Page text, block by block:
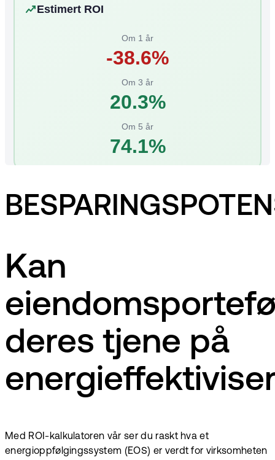
Kan
deres tjene på
Med ROI-kalkulatoren vår ser du raskt hva et
energioppfølgingssystem (EOS) er verdt for virksomheten